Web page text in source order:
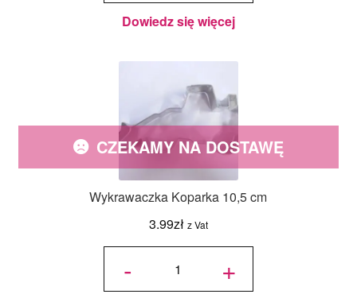
Dowiedz się więcej
Wykrawaczka Koparka 10,5 cm
3.99zł z Vat
CZEKAMY NA DOSTAWĘ
-
ilość
Koparka 10,5 +